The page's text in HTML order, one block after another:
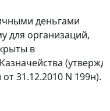
деньгами
для организаций,
в
31.12.2010 N 199н).